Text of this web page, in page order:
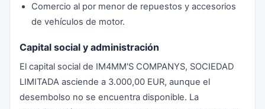
Comercio al por menor de repuestos y accesorios
de vehículos de motor.
Capital social y administración
El capital social de IM4MM'S COMPANYS, SOCIEDAD
LIMITADA asciende a 3.000,00 EUR, aunque el
desembolso no se encuentra disponible. La